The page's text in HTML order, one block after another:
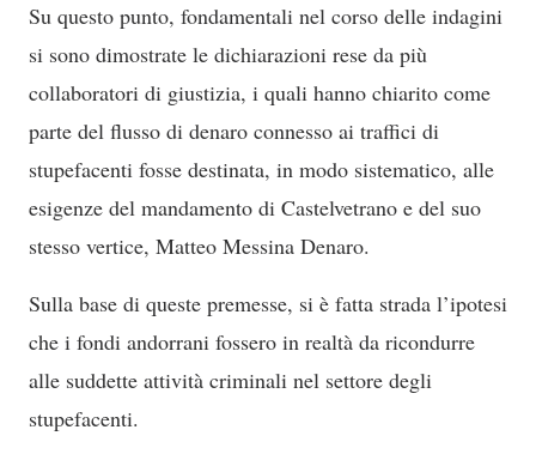
Su questo punto, fondamentali nel corso delle indagini
si sono dimostrate le dichiarazioni rese da più
collaboratori di giustizia, i quali hanno chiarito come
parte del flusso di denaro connesso ai traffici di
stupefacenti fosse destinata, in modo sistematico, alle
esigenze del mandamento di Castelvetrano e del suo
stesso vertice, Matteo Messina Denaro.
Sulla base di queste premesse, si è fatta strada l’ipotesi
che i fondi andorrani fossero in realtà da ricondurre
alle suddette attività criminali nel settore degli
stupefacenti.